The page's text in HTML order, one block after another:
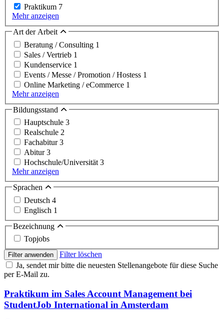
Praktikum 7
Mehr anzeigen
Art der Arbeit
Beratung / Consulting 1
Sales / Vertrieb 1
Kundenservice 1
Events / Messe / Promotion / Hostess 1
Online Marketing / eCommerce 1
Mehr anzeigen
Bildungsstand
Hauptschule 3
Realschule 2
Fachabitur3
Abitur3
Hochschule/Universität 3
Mehr anzeigen
Sprachen
Deutsch 4
Englisch 1
Bezeichnung
Topjobs
Filter anwenden
Filter löschen
Ja, sendet mir bitte die neuesten Stellenangebote für diese Suche
per E-Mail zu.
Praktikum im Sales Account Management bei
StudentJob International in Amsterdam